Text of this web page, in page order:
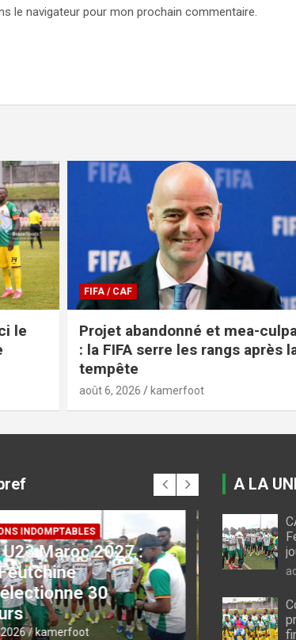
le navigateur pour mon prochain commentaire.
CAF
abandonné et mea-culpa
serre les rangs après la
kamerfoot
COUPE DU
Coupe
Aigle
DU CAMEROUN
du Cameroun : voici
des quarts
2026 kamerfoot
FIFA / CAF
Projet
culpa : la
rangs
août 6, 2026
A LA